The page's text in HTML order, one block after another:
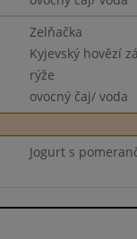
Zelňačka
Kyjevský hovězí
rýže
ovocný čaj/ voda
Jogurt s